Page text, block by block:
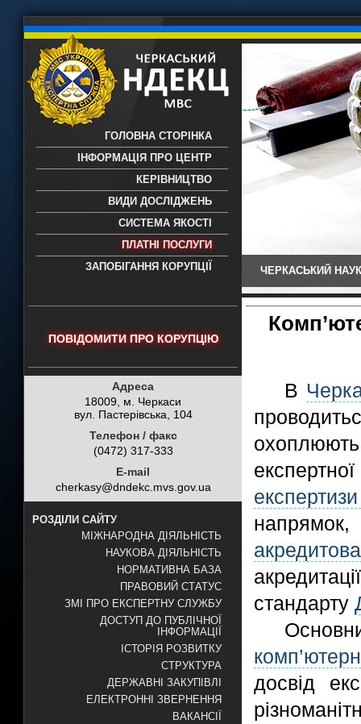
науково-дослідний експертно-
- проведення всих видів судових
експертиз
ГОЛОВНА СТОРІНКА
ІНФОРМАЦІЯ ПРО ЦЕНТР
КЕРІВНИЦТВО
ВИДИ ДОСЛІДЖЕНЬ
СИСТЕМА ЯКОСТІ
ПЛАТНІ ПОСЛУГИ
ЗАПОБІГАННЯ КОРУПЦІЇ
ЧЕРКАСЬКИЙ
ПОВІДОМИТИ ПРО КОРУПЦІЮ
Адреса
18009, м. Черкаси
вул. Пастерівська, 104
Телефон / факс
(0472) 317-333
E-mail
cherkasy@dndekc.mvs.gov.ua
РОЗДІЛИ САЙТУ
МІЖНАРОДНА ДІЯЛЬНІСТЬ
НАУКОВА ДІЯЛЬНІСТЬ
НОРМАТИВНА БАЗА
ПРАВОВИЙ СТАТУС
ЗМІ ПРО ЕКСПЕРТНУ СЛУЖБУ
ДОСТУП ДО ПУБЛІЧНОЇ
ІНФОРМАЦІЇ
ІСТОРІЯ РОЗВИТКУ
СТРУКТУРА
ДЕРЖАВНІ ЗАКУПІВЛІ
ЕЛЕКТРОННІ ЗВЕРНЕННЯ
ВАКАНСІЇ
В
стандарту
досвід